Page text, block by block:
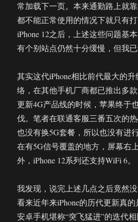
常加载下一页。本来通勤路上就
都不能正常使用的情况下就只有
iPhone 12之后，上述这些问题基
有个别站点仍然十分缓慢，但我已
其实这代iPhone相比前代最大的
络，在其他手机厂商都已推出多
更新4G产品线的时候，苹果终于
伐。笔者在联通客服三番五次的
也没有换5G套餐，所以也没有进
在有5G信号覆盖的地方，屏幕右
外，iPhone 12系列还支持WiFi 6。
我发现，说完上述几点之后竟然
看来近年来iPhone的历代更新真
安卓手机堪称“突飞猛进”的迭代